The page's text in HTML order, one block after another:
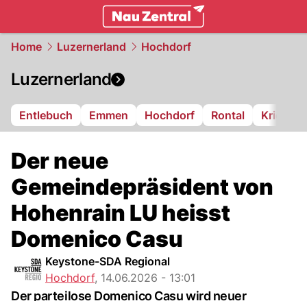
Home Luzernerland Hochdorf
Luzernerland
Entlebuch Emmen Hochdorf Rontal Kriens
Der neue
Gemeindepräsident von
Hohenrain LU heisst
Domenico Casu
Keystone-SDA Regional
Hochdorf, 14.06.2026 - 13:01
Der parteilose Domenico Casu wird neuer